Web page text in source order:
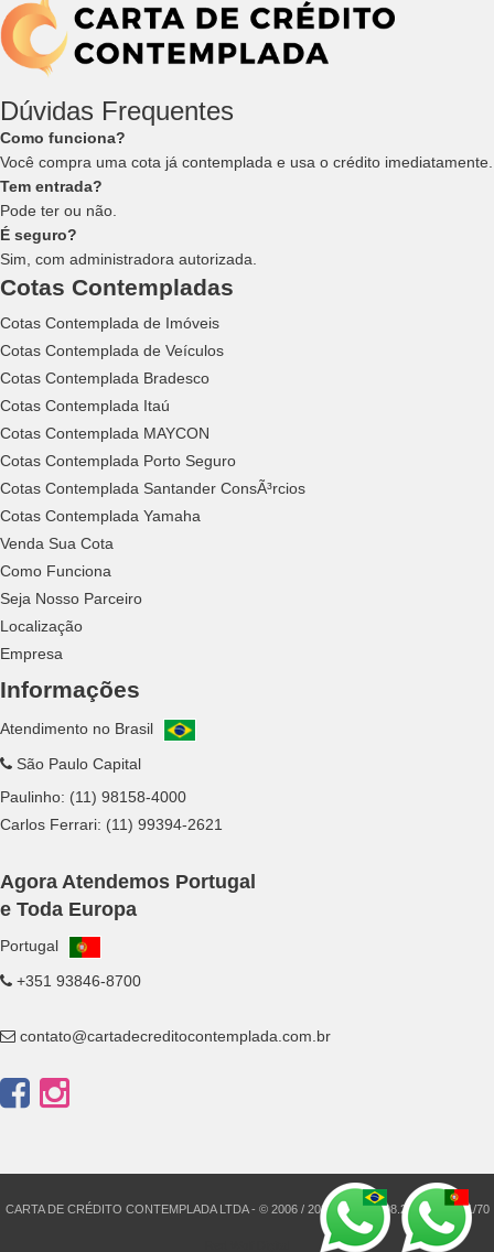
Dúvidas Frequentes
Como funciona?
Você compra uma cota já contemplada e usa o crédito imediatamente.
Tem entrada?
Pode ter ou não.
É seguro?
Sim, com administradora autorizada.
Cotas Contempladas
Cotas Contemplada de Imóveis
Cotas Contemplada de Veículos
Cotas Contemplada Bradesco
Cotas Contemplada Itaú
Cotas Contemplada MAYCON
Cotas Contemplada Porto Seguro
Cotas Contemplada Santander ConsÃ³rcios
Cotas Contemplada Yamaha
Venda Sua Cota
Como Funciona
Seja Nosso Parceiro
Localização
Empresa
Informações
Atendimento no Brasil
São Paulo Capital
Paulinho: (11) 98158-4000
Carlos Ferrari: (11) 99394-2621
Agora Atendemos Portugal
e Toda Europa
Portugal
+351 93846-8700
contato@cartadecreditocontemplada.com.br
CARTA DE CRÉDITO CONTEMPLADA LTDA - © 2006 / 2026 - CNPJ: 08.210.428.0001/70